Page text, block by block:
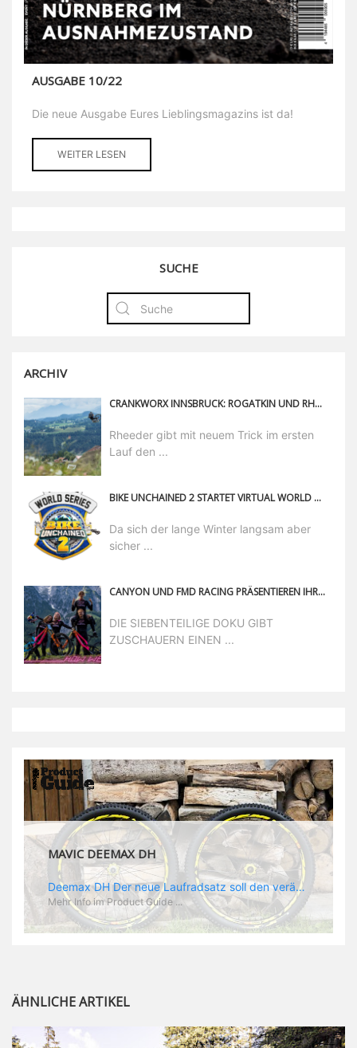
AUSGABE 10/22
Die neue Ausgabe Eures Lieblingsmagazins ist da!
WEITER LESEN
SUCHE
ARCHIV
CRANKWORX INNSBRUCK: ROGATKIN UND RHEEDER ERNEUT EINE KLASSE FÜR SICH
Rheeder gibt mit neuem Trick im ersten
Lauf den ...
BIKE UNCHAINED 2 STARTET VIRTUAL WORLD SERIES
Da sich der lange Winter langsam aber
sicher ...
CANYON UND FMD RACING PRÄSENTIEREN IHRE NEUE YOUTUBE SERIE „HOW WE ROLL“
DIE SIEBENTEILIGE DOKU GIBT
ZUSCHAUERN EINEN ...
MAVIC DEEMAX PRO
Deemax Pro Schuh Vielleicht fragt ihr euch, was ein Schuh mit Deemax zu tun hat? Nun, hier spielt vor allem der Einsatzzweck eine Rolle: Deemax steht für Gravity pur und dafür ist auch der neue Schuh gedacht, der vor allem den Ideen von Downhill Legende Fabien Barel entspricht. Der Schuh soll ganz der Deemax Philosophie entsprechen: kompromisslose Funktion, effizient und hoher Komfort standen auf der Wunschliste von Fabien. Und das kam dabei heraus: - die neue „Energy Grip AM“ Sohle bietet maximale Stabilität und optimalen Grip auf dem Pedal. - die „Ergo Fit“ Innensohle soll super hohen Komfort bieten und optimal sitzen und zwar den ganzen Tag lang. - eine 3D-Mesch-Konstruktion soll den Fuß belüften und sowohl bei Sonne also auch unter kühlen Bedingungen für optimales Fußklima sorgen - die Assymetrische Konstruktion mit höherem Seitenteil innen soll den Knöchel optimal schützen - extra Schutz für die Zehen und die Fersen
Mehr Info im Product Guide ...
ÄHNLICHE ARTIKEL